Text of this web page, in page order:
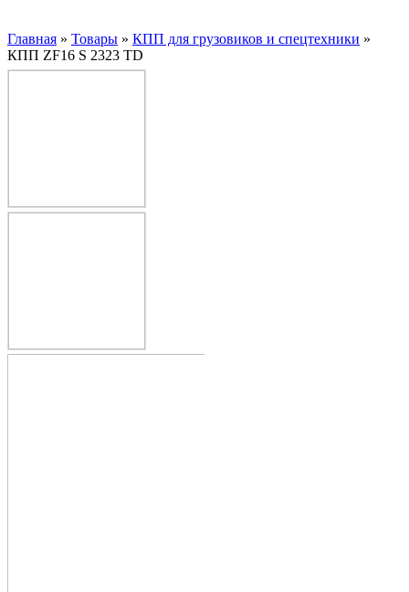
Главная » Товары » КПП для грузовиков и спецтехники »
КПП ZF16 S 2323 TD